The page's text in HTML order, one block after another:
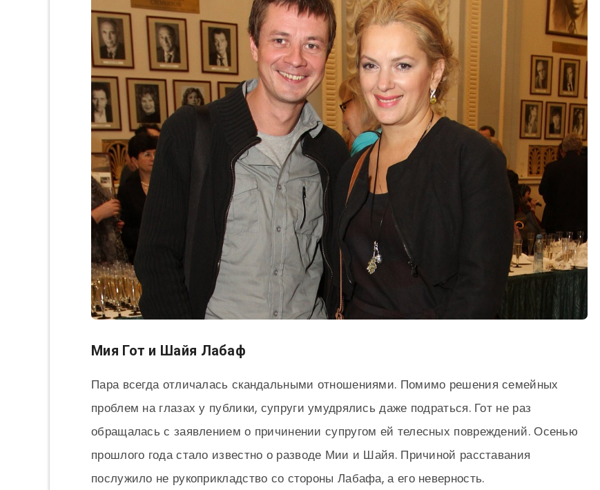
Мия Гот и Шайя Лабаф
Пара всегда отличалась скандальными отношениями. Помимо решения семейных
проблем на глазах у публики, супруги умудрялись даже подраться. Гот не раз
обращалась с заявлением о причинении супругом ей телесных повреждений. Осенью
прошлого года стало известно о разводе Мии и Шайя. Причиной расставания
послужило не рукоприкладство со стороны Лабафа, а его неверность.